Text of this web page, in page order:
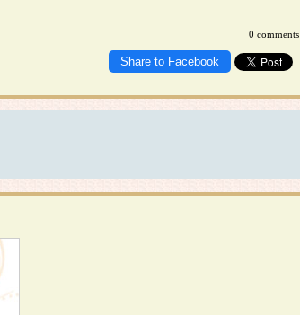
0 comments
Share to Facebook